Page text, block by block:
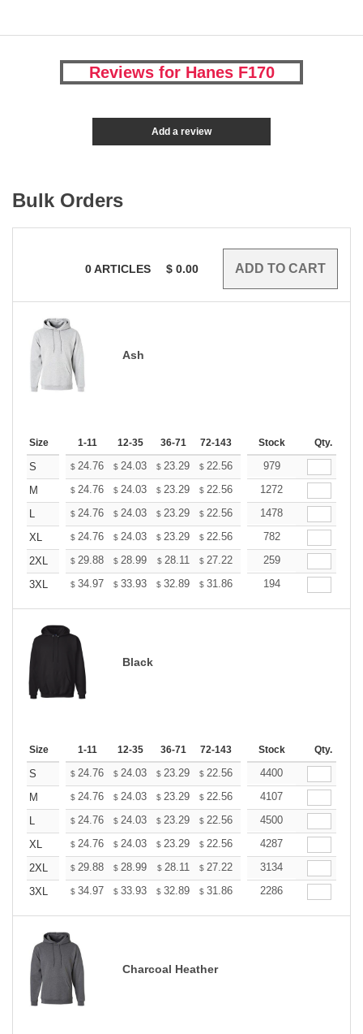
Reviews for Hanes F170
Add a review
Bulk Orders
0ARTICLES $ 0.00
Ash
Size 1-11 12-35 36-71 72-143 144-287 288 + More
Stock Qty.
S $ 24.76 $ 24.03 $ 23.29 $ 22.56 21.82
979
M
$ 24.76 $ 24.03 $ 23.29 $ 22.56 21.82
1272
L
$ 24.76 $ 24.03 $ 23.29 $ 22.56 21.82
1478
XL
$ 24.76 $ 24.03 $ 23.29 $ 22.56 21.82
782
2XL
$ 29.88 $ 28.99 $ 28.11 $ 27.22 26.33
259
3XL
$ 34.97 $ 33.93 $ 32.89 $ 31.86 30.82
194
Black
Size 1-11 12-35 36-71 72-143 144-287 288 + More
Stock Qty.
S $ 24.76 $ 24.03 $ 23.29 $ 22.56 21.82
4400
M
$ 24.76 $ 24.03 $ 23.29 $ 22.56 21.82
4107
L
$ 24.76 $ 24.03 $ 23.29 $ 22.56 21.82
4500
XL
$ 24.76 $ 24.03 $ 23.29 $ 22.56 21.82
4287
2XL
$ 29.88 $ 28.99 $ 28.11 $ 27.22 26.33
3134
3XL
$ 34.97 $ 33.93 $ 32.89 $ 31.86 30.82
2286
Charcoal Heather